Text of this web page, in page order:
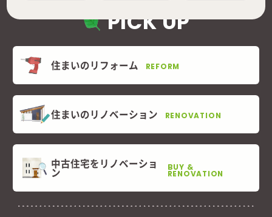
PICK UP
住まいのリフォーム REFORM
住まいのリノベーション RENOVATION
中古住宅をリノベーショ
ン BUY &
RENOVATION